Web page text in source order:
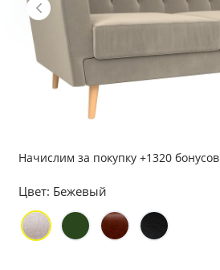
Начислим за покупку +1320 бонусов
Цвет: Бежевый